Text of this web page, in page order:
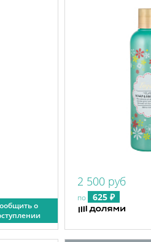
о
2 500 руб
по 625 ₽